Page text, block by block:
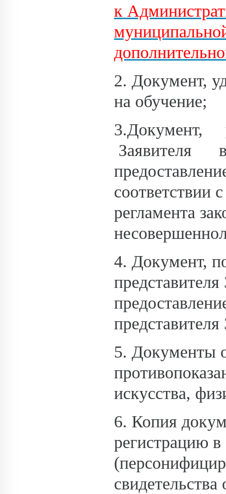
к
2. Документ,
на обучение;
3.Документ,
Заявителя
соответствии
регламента
4. Документ,
5. Документы
искусства,
6. Копия
регистрацию в
свидетельства